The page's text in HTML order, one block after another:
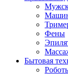
Фены
Бытовая